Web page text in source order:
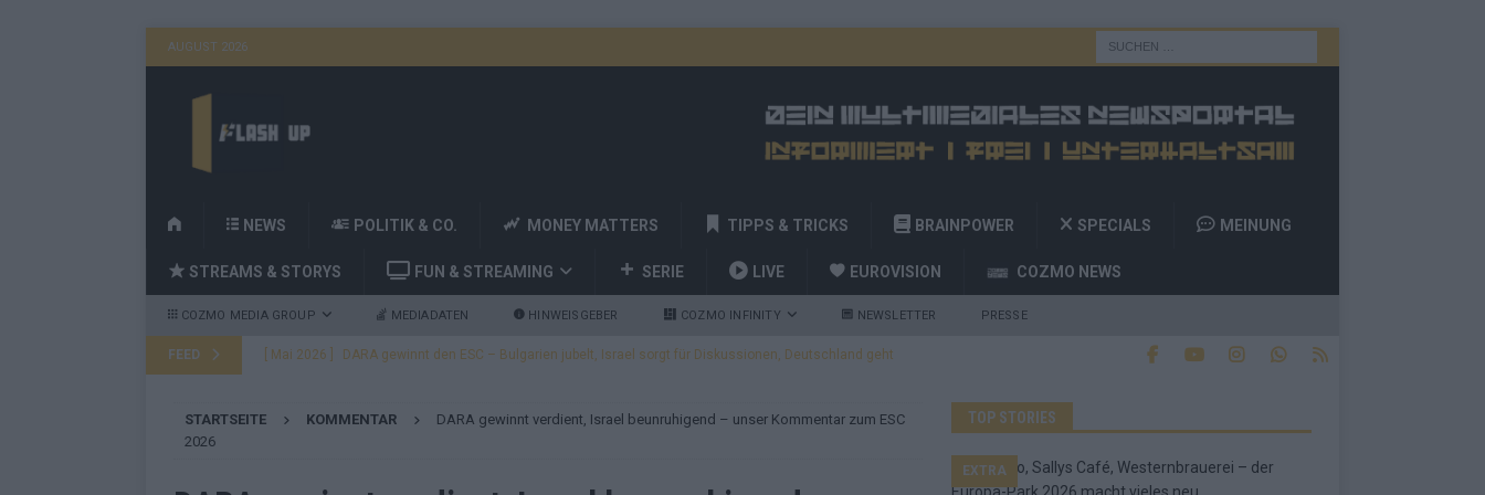
AUGUST 2026
H
M
E
NEWS POLITIK & CO. MONEY MATTERS TIPPS & TRICKS BRAINPOWER SPECIALS MEINUNG
STREAMS & STORYS FUN & STREAMING SERIE LIVE EUROVISION COZMO NEWS
COZMO MEDIA GROUP MEDIADATEN HINWEISGEBER COZMO INFINITY NEWSLETTER PRESSE
FEED [ Mai 2026 ] DARA gewinnt den ESC – Bulgarien jubelt, Israel sorgt für Diskussionen, Deutschland geht
JJ, Lordi, Verka Serduchka und Billy Joel – das ESC-Finale wird eine Party
STARTSEITE KOMMENTAR
DARA gewinnt verdient, Israel beunruhigend – unser Kommentar zum ESC
2026
TOP STORIES
EXTRA